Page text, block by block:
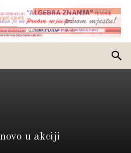
u akciji